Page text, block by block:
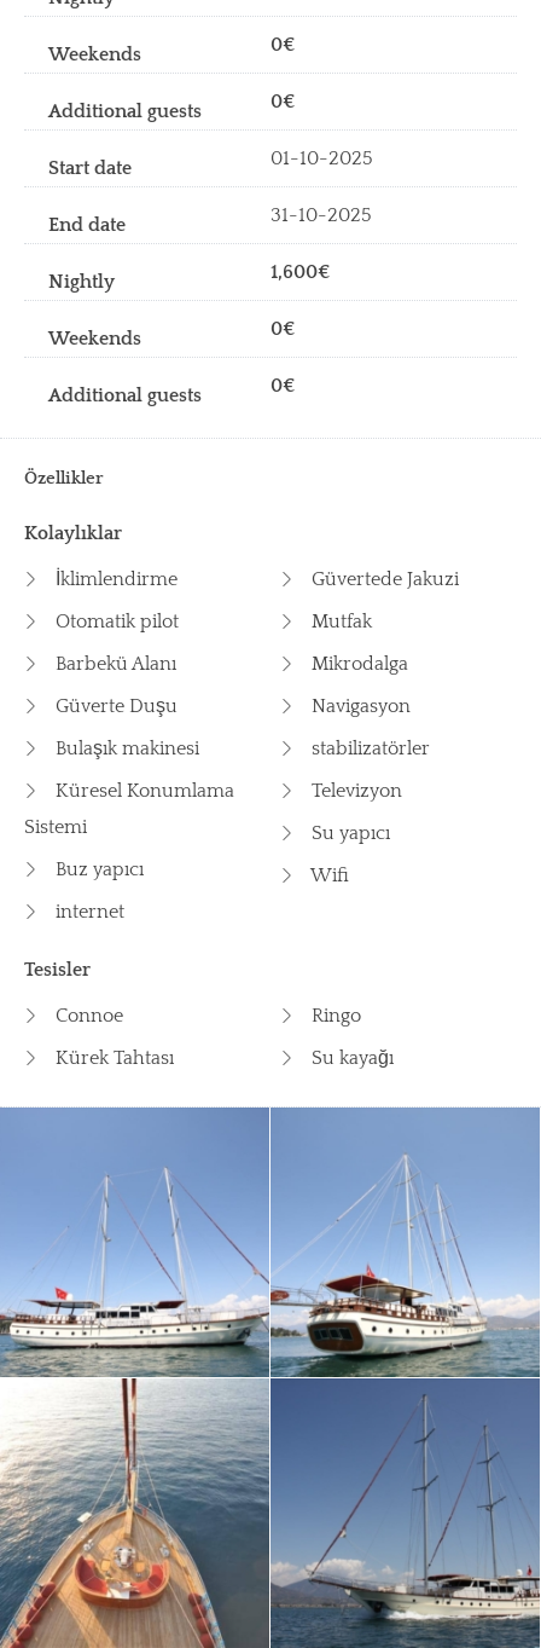
0€
0€
01-10-2025
31-10-2025
1,600€
0€
0€
Özellikler
Kolaylıklar
İklimlendirme
Otomatik pilot
Barbekü Alanı
Güverte Duşu
Bulaşık makinesi
Küresel Konumlama
Sistemi
Buz yapıcı
internet
Güvertede Jakuzi
Mutfak
Mikrodalga
Navigasyon
stabilizatörler
Televizyon
Su yapıcı
Wifi
Tesisler
Connoe
Kürek Tahtası
Ringo
Su kayağı